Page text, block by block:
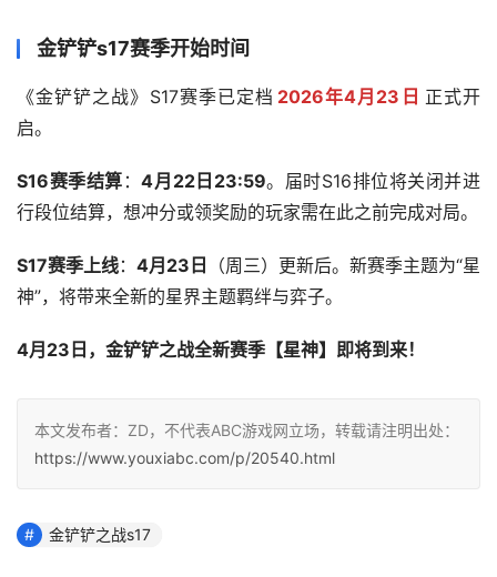
金铲铲s17赛季开始时间
《金铲铲之战》S17赛季已定档 2026年4月23日 ​正式开
启。
S16赛季结算 ：4月22日23:59。届时S16排位将关闭并进
行段位结算，想冲分或领奖励的玩家需在此之前完成对局。
S17赛季上线： 4月23日
（周三）更新后。新赛季主题为“星
神”，将带来全新的星界主题羁绊与弈子。
4月23日，金铲铲之战全新赛季【星神】即将到来！
本文发布者：ZD，不代表ABC游戏网立场，转载请注明出处：
https://www.youxiabc.com/p/20540.html
金铲铲之战s17